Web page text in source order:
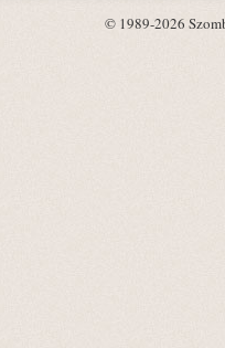
© 1989-2026